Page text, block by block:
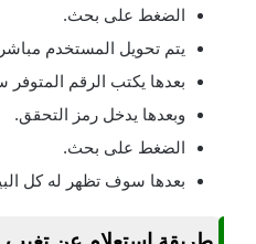
الضغط على بحث.
يتم تحويل المستخدم
بعدها يكتب الرقم المتوفر
وبعدها يدخل رمز التحقق.
الضغط على بحث.
بعدها سوف تظهر له كل